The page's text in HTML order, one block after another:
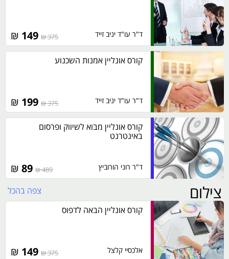
ד"ר עו"ד יניב זייד 375 ₪
₪
קורס אונליין אמנות השכנוע
ד"ר עו"ד יניב זייד 375 ₪
₪
קורס אונליין מבוא לשיווק ופרסום
באינטרנט
ד"ר רוני הורוביץ 489 ₪
₪
צילום
צפה בהכל
קורס אונליין הבאה לדפוס
אלכסיי קלצל 375 ₪
₪